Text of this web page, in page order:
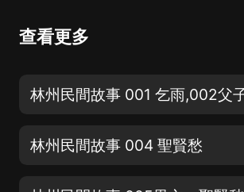
查看更多
林州民間故事 004 聖賢愁